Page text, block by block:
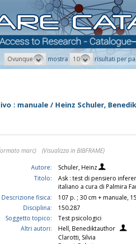
Ovunque mostra 10 risultati per
: manuale / Heinz Schuler,
marc)
(Visualizza in BIBFRAME)
Autore:
Schuler, Heinz
Titolo:
Ask : test di pensiero
italiano a cura di Palmira
Descrizione fisica:
107 p. ; 30 cm + manuale,
Disciplina:
150.287
Soggetto topico:
Test psicologici
Altri autori:
Hell, Benediktauthor
Clarotti, Silvia